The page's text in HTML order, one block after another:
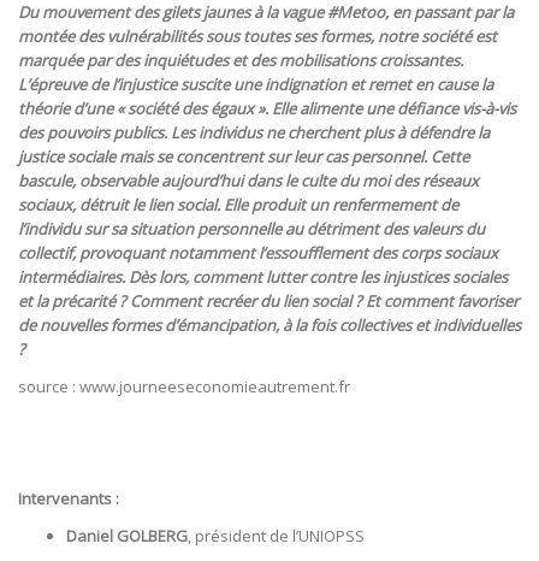
Du mouvement des gilets jaunes à la vague #Metoo, en passant par la
montée des vulnérabilités sous toutes ses formes, notre société est
marquée par des inquiétudes et des mobilisations croissantes.
L’épreuve de l’injustice suscite une indignation et remet en cause la
théorie d’une « société des égaux ». Elle alimente une défiance vis-à-vis
des pouvoirs publics. Les individus ne cherchent plus à défendre la
justice sociale mais se concentrent sur leur cas personnel. Cette
bascule, observable aujourd’hui dans le culte du moi des réseaux
sociaux, détruit le lien social. Elle produit un renfermement de
l’individu sur sa situation personnelle au détriment des valeurs du
collectif, provoquant notamment l’essoufflement des corps sociaux
intermédiaires. Dès lors, comment lutter contre les injustices sociales
et la précarité ? Comment recréer du lien social ? Et comment favoriser
de nouvelles formes d’émancipation, à la fois collectives et individuelles
?
source : www.journeeseconomieautrement.fr
Intervenants :
Daniel GOLBERG, président de l’UNIOPSS